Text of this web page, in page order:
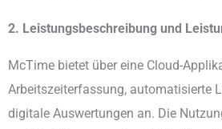
2. Leistungsbeschreibung und
McTime bietet über eine Cloud-
Arbeitszeiterfassung, automatisierte
digitale Auswertungen an. Die